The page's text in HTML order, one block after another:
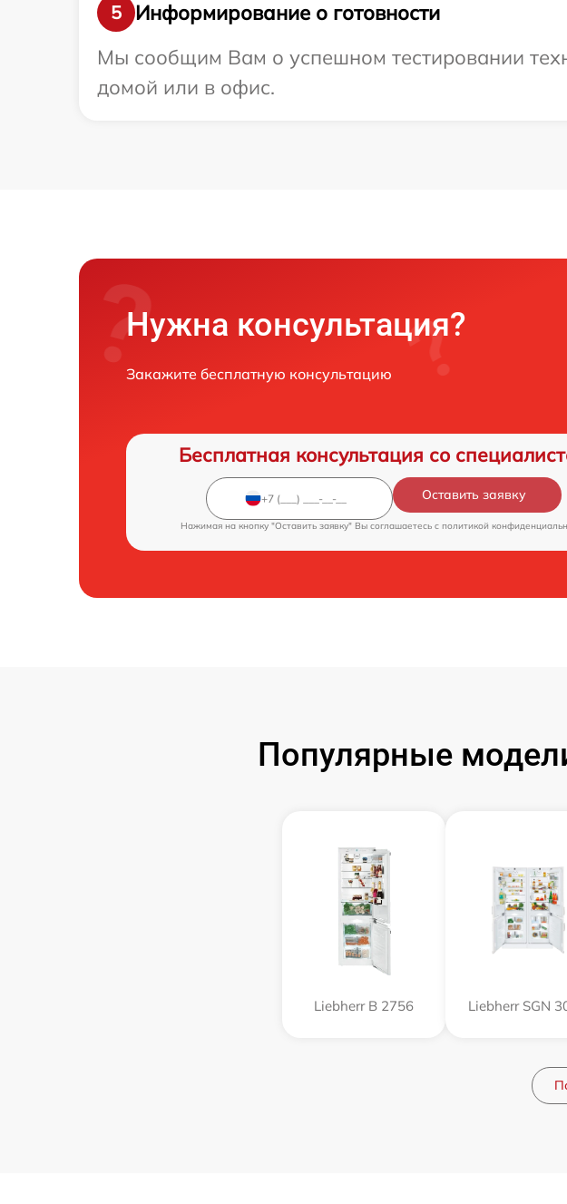
5
Информирование о готовности
Мы сообщим Вам о успешном тестировании
домой или в офис.
Нужна консультация?
Закажите бесплатную консультацию
Бесплатная консультация со
Оставить заявку
Нажимая на кнопку "Оставить заявку" Вы соглашаетесь c политикой
Популярные
Liebherr B 2756 Liebherr SGN